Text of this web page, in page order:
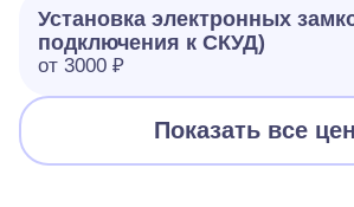
Установка электронных
подключения к СКУД)
от 3000 ₽
Показать все